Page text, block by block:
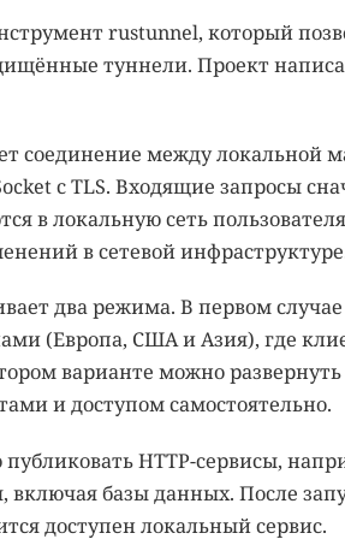
rustunnel, который
туннели. Проект
соединение между локальной
с TLS. Входящие запросы
в локальную сеть
в сетевой
два режима. В первом
(Европа, США и Азия), где
варианте можно развернуть
и доступом самостоятельно.
HTTP-сервисы,
включая базы данных. После
доступен локальный сервис.